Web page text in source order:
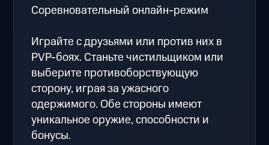
Соревновательный онлайн-режим
Играйте с друзьями или против них в
PVP-боях. Станьте чистильщиком или
выберите противоборствующую
сторону, играя за ужасного
одержимого. Обе стороны имеют
уникальное оружие, способности и
бонусы.